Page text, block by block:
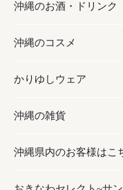
海産物
沖縄料理
沖縄そば／乾麺
レトルト食品
乾物／粉類
砂糖／黒砂糖
塩
お酢／ドレッシング
しょうゆ
みそ
お菓子
黒糖
ちんすこう
伝統菓子
スナック
沖縄のお酒・ドリンク
お酒・ドリンク
泡盛
ビール・チューハイ
ワイン・ウィスキー
沖縄のコスメ
コスメ
スキンケア
ボディケア
かりゆしウェア
かりゆしウェア
メンズ
沖縄の雑貨
雑貨
沖縄県内のお客様はこ